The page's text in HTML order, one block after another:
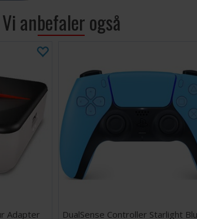
Unik kamp
elementer
Omfattende
Et vidstrakt
Følelsesladet
Episk boss-
Deluxe Edition
inkludert svart og
Emma, det
et utvalg av
blanding av
Vi anbefaler også
Adapter DualSense Controller Starlight